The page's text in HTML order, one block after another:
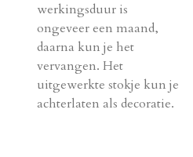
werkingsduur is
ongeveer een maand,
daarna kun je het
vervangen. Het
uitgewerkte stokje kun je
achterlaten als decoratie.